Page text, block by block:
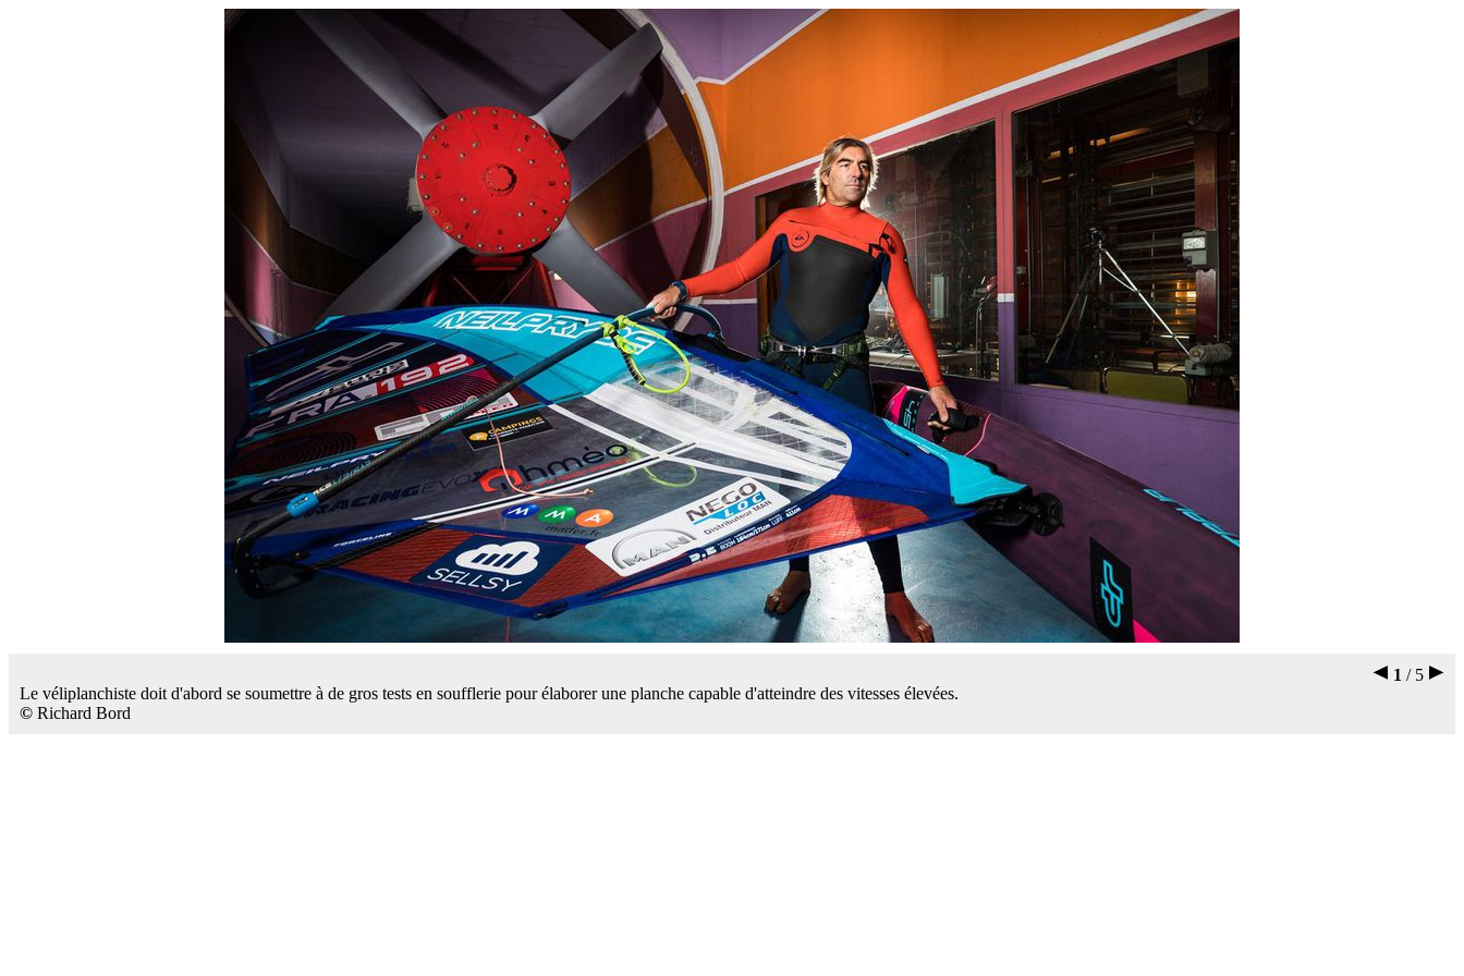
1 / 5
Le véliplanchiste doit d'abord se soumettre à de gros tests en soufflerie pour élaborer une planche capable d'atteindre des vitesses élevées.
© Richard Bord